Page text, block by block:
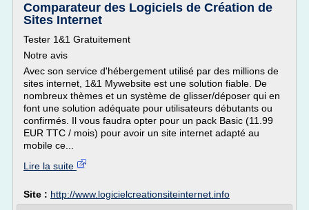
Comparateur des Logiciels de Création de
Sites Internet
Tester 1&1 Gratuitement
Notre avis
Avec son service d'hébergement utilisé par des millions de
sites internet, 1&1 Mywebsite est une solution fiable. De
nombreux thèmes et un système de glisser/déposer qui en
font une solution adéquate pour utilisateurs débutants ou
confirmés. Il vous faudra opter pour un pack Basic (11.99
EUR TTC / mois) pour avoir un site internet adapté au
mobile ce...
Lire la suite
Site : http://www.logicielcreationsiteinternet.info